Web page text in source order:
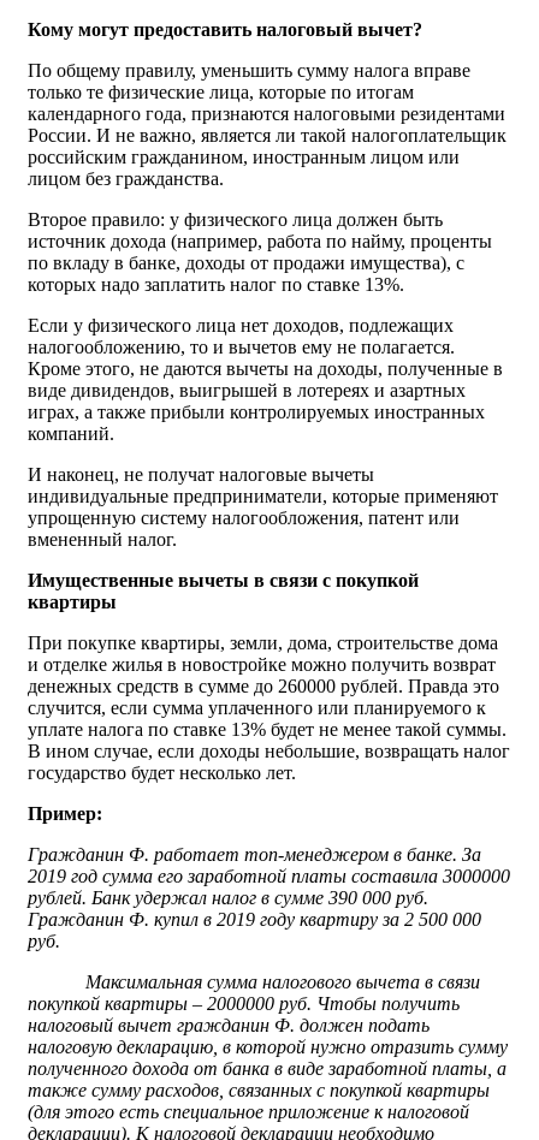
Кому могут предоставить налоговый вычет?
По общему правилу, уменьшить сумму налога вправе
только те физические лица, которые по итогам
календарного года, признаются налоговыми резидентами
России. И не важно, является ли такой налогоплательщик
российским гражданином, иностранным лицом или
лицом без гражданства.
Второе правило: у физического лица должен быть
источник дохода (например, работа по найму, проценты
по вкладу в банке, доходы от продажи имущества), с
которых надо заплатить налог по ставке 13%.
Если у физического лица нет доходов, подлежащих
налогообложению, то и вычетов ему не полагается.
Кроме этого, не даются вычеты на доходы, полученные в
виде дивидендов, выигрышей в лотереях и азартных
играх, а также прибыли контролируемых иностранных
компаний.
И наконец, не получат налоговые вычеты
индивидуальные предприниматели, которые применяют
упрощенную систему налогообложения, патент или
вмененный налог.
Имущественные вычеты в связи с покупкой
квартиры
При покупке квартиры, земли, дома, строительстве дома
и отделке жилья в новостройке можно получить возврат
денежных средств в сумме до 260000 рублей. Правда это
случится, если сумма уплаченного или планируемого к
уплате налога по ставке 13% будет не менее такой суммы.
В ином случае, если доходы небольшие, возвращать налог
государство будет несколько лет.
Пример:
Гражданин Ф. работает топ-менеджером в банке. За
2019 год сумма его заработной платы составила 3000000
рублей. Банк удержал налог в сумме 390 000 руб.
Гражданин Ф. купил в 2019 году квартиру за 2 500 000
руб.
Максимальная сумма налогового вычета в связи
покупкой квартиры – 2000000 руб. Чтобы получить
налоговый вычет гражданин Ф. должен подать
налоговую декларацию, в которой нужно отразить сумму
полученного дохода от банка в виде заработной платы, а
также сумму расходов, связанных с покупкой квартиры
(для этого есть специальное приложение к налоговой
декларации). К налоговой декларации необходимо